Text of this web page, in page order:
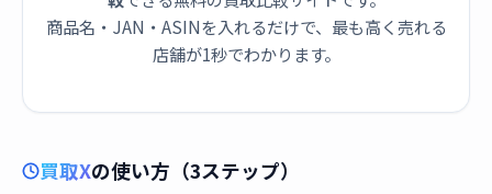
商品名・JAN・ASINを入れるだけで、最も高く売れる
店舗が1秒でわかります。
買取Xの使い方（3ステップ）